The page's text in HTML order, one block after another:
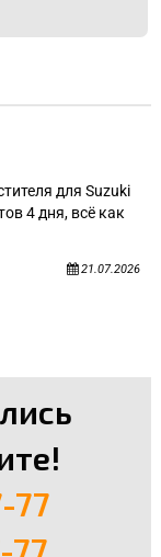
для Suzuki
4 дня, всё как
21.07.2026
77
77